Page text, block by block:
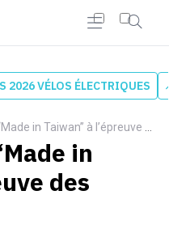
2026 VÉLOS ÉLECTRIQUES
Taiwan” à l’épreuve des droits humains
in
des